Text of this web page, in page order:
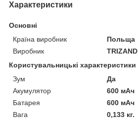
Характеристики
Основні
Країна виробник
Польща
Виробник
TRIZAND
Користувальницькі характеристики
Зум
Да
Акумулятор
600 мАч
Батарея
600 мАч
Вага
0,133 кг.